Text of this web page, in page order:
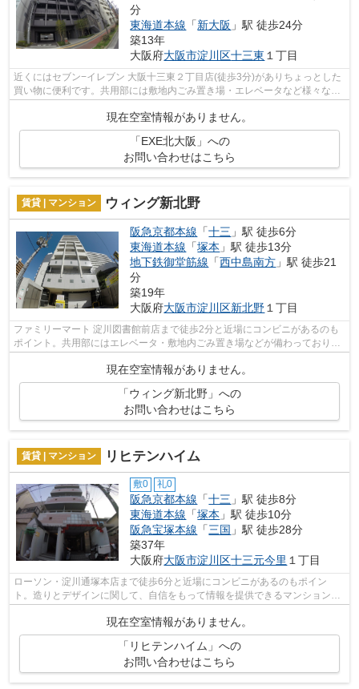
分
東海道本線 「新大阪 」駅 徒歩24分
築13年
大阪府大阪市淀川区十三東 １丁目
近くにはセブン−イレブン 大阪十三東２丁目店(徒歩3分)がありちょっとした
買い物に便利です。共用部には敷地内ごみ置き場・エレベータなど様々な設
備やサービスが揃っているので便利で...
現在空室情報がありません。
「EXE北大阪」への
お問い合わせはこちら
賃貸 | マンション ウィング新北野
阪急京都本線 「十三 」駅 徒歩6分
東海道本線 「塚本 」駅 徒歩13分
地下鉄御堂筋線 「西中島南方 」駅 徒歩21
分
築19年
大阪府大阪市淀川区新北野１丁目
ファミリーマート 淀川図書館前店まで徒歩2分と近場にコンビニがあるのも
ポイント。共用部にはエレベータ・敷地内ごみ置き場などが備わっておりと
現在空室情報がありません。
「ウィング新北野」への
お問い合わせはこちら
賃貸 | マンション リヒテンハイム
敷0 礼0
阪急京都本線 「十三 」駅 徒歩8分
東海道本線 「塚本 」駅 徒歩10分
阪急宝塚本線 「三国 」駅 徒歩28分
築37年
大阪府大阪市淀川区十三元今里 １丁目
ローソン・淀川通塚本店まで徒歩6分と近場にコンビニがあるのもポイン
ト。造りとデザインに関して、自信をもって情報を提供できるマンションで
す。ゴミ出しの負担が軽減できる敷地内ご...
現在空室情報がありません。
「リヒテンハイム」への
お問い合わせはこちら